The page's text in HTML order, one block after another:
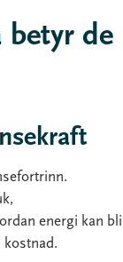
betyr de
energi kan bli
kostnad.